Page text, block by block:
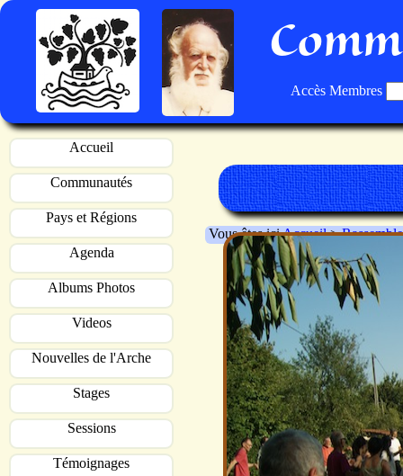
Accès Membres
Accueil
Communautés
Pays et Régions
Agenda
Albums Photos
Videos
Nouvelles de l'Arche
Stages
Sessions
Témoignages
Vous êtes iciAccueil>